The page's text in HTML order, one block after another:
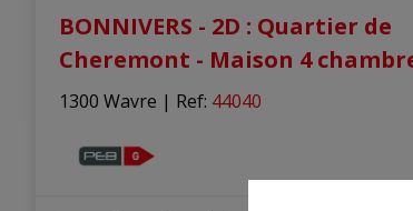
BONNIVERS - 2D : Quartier de
Cheremont - Maison 4
1300 Wavre | Ref: 44040